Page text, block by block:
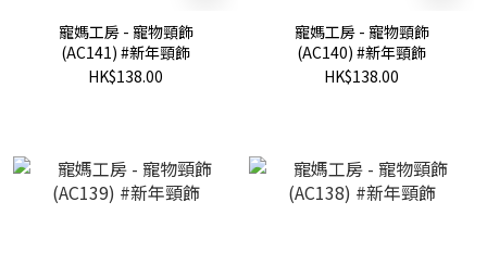
寵媽工房 - 寵物頸飾
(AC141) #新年頸飾
HK$138.00
寵媽工房 - 寵物頸飾
(AC140) #新年頸飾
HK$138.00